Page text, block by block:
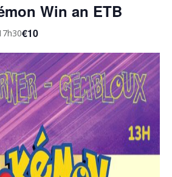
Win an ETB
€10